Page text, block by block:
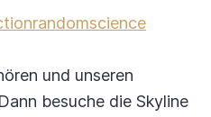
und unseren
besuche die Skyline